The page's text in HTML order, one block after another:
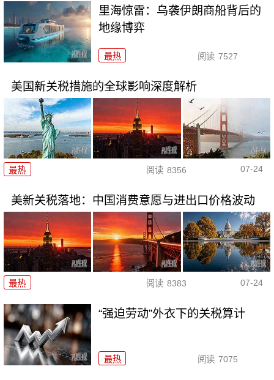
里海惊雷：乌袭伊朗商船背后的
地缘博弈
最热 阅读 7527
美国新关税措施的全球影响深度解析
最热 阅读 8356 07-24
美新关税落地：中国消费意愿与进出口价格波动
最热 阅读 8383 07-24
“强迫劳动”外衣下的关税算计
最热 阅读 7075